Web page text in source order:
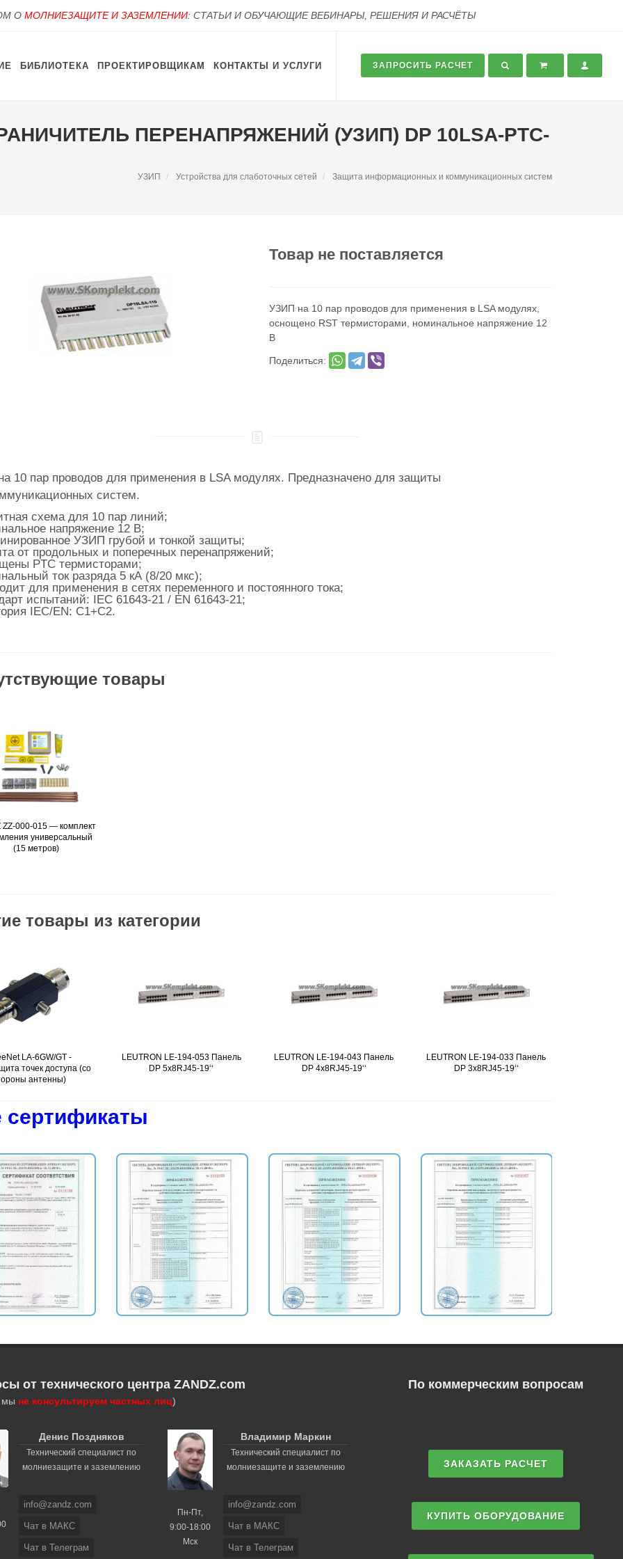
О МОЛНИЕЗАЩИТЕ И ЗАЗЕМЛЕНИИ: СТАТЬИ И ОБУЧАЮЩИЕ ВЕБИНАРЫ, РЕШЕНИЯ И РАСЧЁТЫ
БИБЛИОТЕКА ПРОЕКТИРОВЩИКАМ КОНТАКТЫ И УСЛУГИ ЗАПРОСИТЬ РАСЧЕТ
ПЕРЕНАПРЯЖЕНИЙ (УЗИП) DP 10LSA-PTC-
УЗИП Устройства для слаботочных сетей Защита информационных и коммуникационных систем
Товар не поставляется
УЗИП на 10 пар проводов для применения в LSA модулях,
оснощено RST термисторами, номинальное напряжение 12
В
Поделиться:
10 пар проводов для применения в LSA модулях. Предназначено для защиты
систем.
схема для 10 пар линий;
напряжение 12 В;
УЗИП грубой и тонкой защиты;
от продольных и поперечных перенапряжений;
PTC термисторами;
ток разряда 5 кА (8/20 мкс);
для применения в сетях переменного и постоянного тока;
испытаний: IEC 61643-21 / EN 61643-21;
IEC/EN: C1+C2.
товары
Подробнее
ZZ-000-015 — комплект
универсальный
(15 метров)
товары из категории
Подробнее
LA-6GW/GT -
точек доступа (со
антенны)
Подробнее
LEUTRON LE-194-053 Панель
DP 5x8RJ45-19‘‘
Подробнее
LEUTRON LE-194-043 Панель
DP 4x8RJ45-19‘‘
Подробнее
LEUTRON LE-194-033 Панель
DP 3x8RJ45-19‘‘
сертификаты
от технического центра ZANDZ.com
мы не консультируем частных лиц)
Денис Поздняков
Технический специалист по
молниезащите и заземлению
info@zandz.com
Чат в МАКС
Чат в Телеграм
Пн-Пт,
9:00-18:00
Мск
Владимир Маркин
Технический специалист по
молниезащите и заземлению
info@zandz.com
Чат в МАКС
Чат в Телеграм
По коммерческим вопросам
ЗАКАЗАТЬ РАСЧЕТ
КУПИТЬ ОБОРУДОВАНИЕ